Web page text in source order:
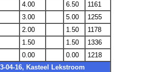
4.00 6.50
1161
3.00 5.00
1255
2.00 1.50
1178
1.50 1.50
1336
0.00 0.00
1218
04-16, Kasteel Lekstroom